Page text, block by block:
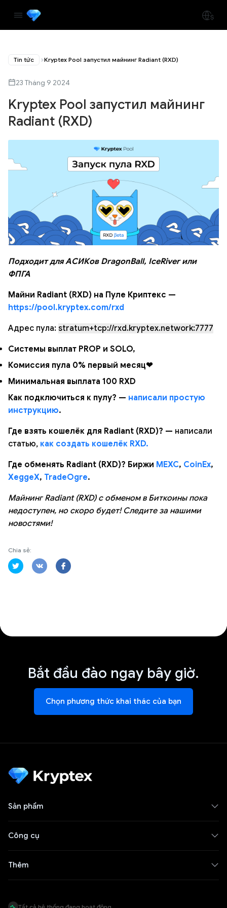
Tin tức Kryptex Pool запустил майнинг Radiant (RXD)
23 Tháng 9 2024
Kryptex Pool запустил майнинг
Radiant (RXD)
Подходит для АСИКов DragonBall, IceRiver или
ФПГА
Майни Radiant (RXD) на Пуле Криптекс —
https://pool.kryptex.com/rxd
Адрес пула: stratum+tcp://rxd.kryptex.network:7777
Системы выплат PROP и SOLO,
Комиссия пула 0% первый месяц❤
Минимальная выплата 100 RXD
Как подключиться к пулу? — написали простую
инструкцию.
Где взять кошелёк для Radiant (RXD)? — написали
статью, как создать кошелёк RXD.
Где обменять Radiant (RXD)? Биржи MEXC, CoinEx,
XeggeX, TradeOgre.
Майнинг Radiant (RXD) с обменом в Биткоины пока
недоступен, но скоро будет! Следите за нашими
новостями!
Chia sẻ:
Bắt đầu đào ngay bây giờ.
Chọn phương thức khai thác của bạn
Sản phẩm
Công cụ
Thêm
Tất cả hệ thống đang hoạt động